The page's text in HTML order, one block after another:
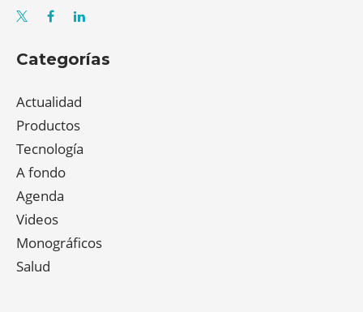
Categorías
Actualidad
Productos
Tecnología
A fondo
Agenda
Videos
Monográficos
Salud